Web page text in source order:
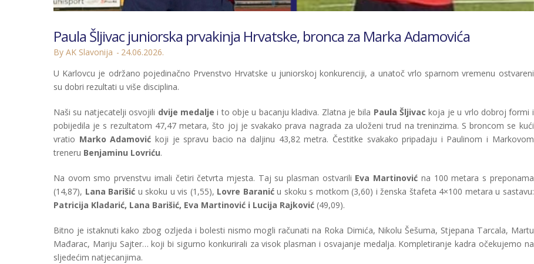
Paula Šljivac juniorska prvakinja Hrvatske, bronca za Marka Adamovića
By AK Slavonija
24.06.2026.
U Karlovcu je održano pojedinačno Prvenstvo Hrvatske u juniorskoj konkurenciji, a unatoč vrlo sparnom vremenu ostvareni
su dobri rezultati u više disciplina.
Naši su natjecatelji osvojili dvije medalje i to obje u bacanju kladiva. Zlatna je bila Paula Šljivac koja je u vrlo dobroj formi i
pobijedila je s rezultatom 47,47 metara, što joj je svakako prava nagrada za uloženi trud na treninzima. S broncom se kući
vratio Marko Adamović koji je spravu bacio na daljinu 43,82 metra. Čestitke svakako pripadaju i Paulinom i Markovom
treneru Benjaminu Lovriću.
Na ovom smo prvenstvu imali četiri četvrta mjesta. Taj su plasman ostvarili Eva Martinović na 100 metara s preponama
(14,87), Lana Barišić u skoku u vis (1,55), Lovre Baraniću skoku s motkom (3,60) i ženska štafeta 4×100 metara u sastavu:
Patricija Kladarić, Lana Barišić, Eva Martinović i Lucija Rajković (49,09).
Bitno je istaknuti kako zbog ozljeda i bolesti nismo mogli računati na Roka Dimića, Nikolu Šešuma, Stjepana Tarcala, Martu
Mađarac, Mariju Sajter… koji bi sigurno konkurirali za visok plasman i osvajanje medalja. Kompletiranje kadra očekujemo na
sljedećim natjecanjima.